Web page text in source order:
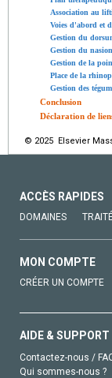
Association au
Voies d'abord et
Gestion du
Gestion du nasion
Gestion de la
Place de la
Gestion des
Conclusion
Déclaration de
© 2025 Elsevier
ACCÈS RAPIDES
DOMAINES
MON COMPTE
CRÉER UN COMPTE
AIDE & SUPPORT
Contactez-nous /
Qui sommes-nous ?